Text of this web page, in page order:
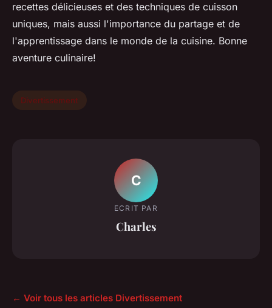
recettes délicieuses et des techniques de cuisson
uniques, mais aussi l'importance du partage et de
l'apprentissage dans le monde de la cuisine. Bonne
aventure culinaire!
Divertissement
C
ECRIT PAR
Charles
← Voir tous les articles Divertissement